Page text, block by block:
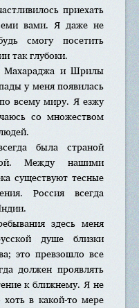
приехать
вами. Я даже не
смогу посетить
так глубоки.
и Шрилы
у меня появилась
всему миру. Я езжу
со множеством
была страной
Между нашими
существуют тесные
Россия всегда
здесь меня
душе близки
это превзошло все
должен проявлять
к ближнему. Я не
хоть в какой-то мере